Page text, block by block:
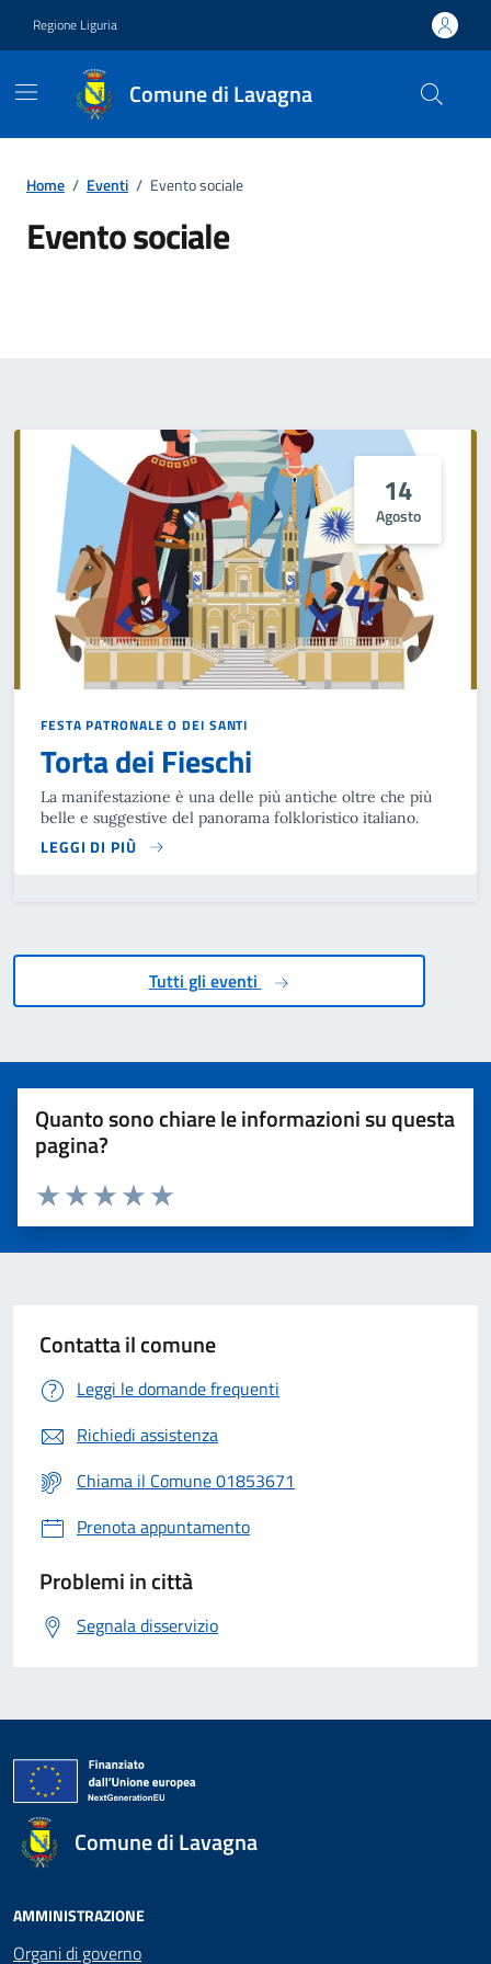
Regione Liguria
Comune di Lavagna
Home / Eventi / Evento sociale
Evento sociale
14
Agosto
FESTA PATRONALE O DEI SANTI
Torta dei Fieschi
La manifestazione è una delle più antiche oltre che più
belle e suggestive del panorama folkloristico italiano.
LEGGI DI PIÙ
Tutti gli eventi
Quanto sono chiare le informazioni su questa
pagina?
Valuta 5 stelle su 5
Valuta 4 stelle su 5
Valuta 3 stelle su 5
Valuta 2 stelle su 5
Valuta 1 stelle su 5
Contatta il comune
Leggi le domande frequenti
Richiedi assistenza
Chiama il Comune 01853671
Prenota appuntamento
Problemi in città
Segnala disservizio
Comune di Lavagna
AMMINISTRAZIONE
Organi di governo